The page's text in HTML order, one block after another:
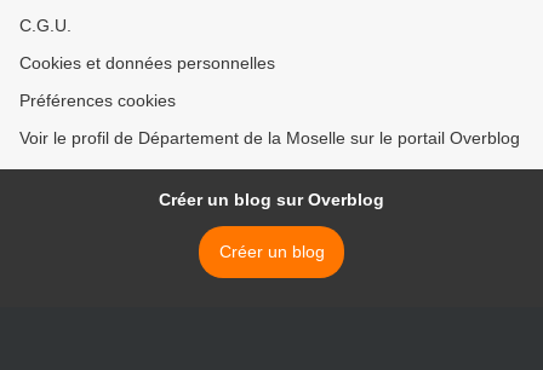
C.G.U.
Cookies et données personnelles
Préférences cookies
Voir le profil de Département de la Moselle sur le portail Overblog
Créer un blog sur Overblog
Créer un blog